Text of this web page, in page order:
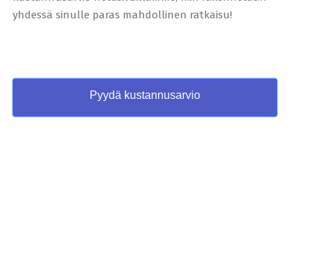
yhdessä sinulle paras mahdollinen ratkaisu!
Pyydä kustannusarvio